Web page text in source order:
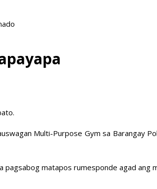
Multi-Purpose Gym sa Barangay
pagsabog matapos rumesponde agad ang